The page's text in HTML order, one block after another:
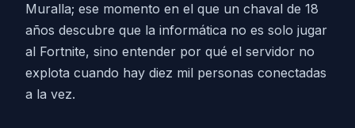
Muralla; ese momento en el que un chaval de 18
años descubre que la informática no es solo jugar
al Fortnite, sino entender por qué el servidor no
explota cuando hay diez mil personas conectadas
a la vez.